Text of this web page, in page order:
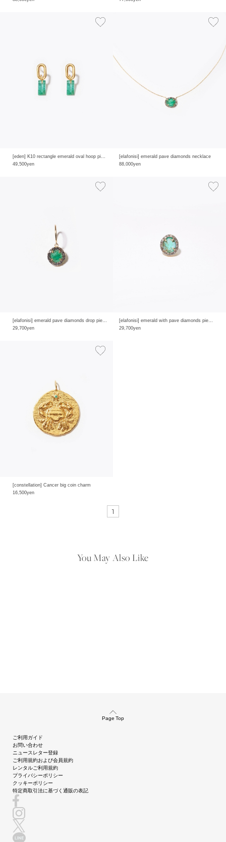
[eden] K10 rectangle emerald oval hoop pierced earring
49,500yen
[elafonisi] emerald pave diamonds necklace
88,000yen
[elafonisi] emerald pave diamonds drop pierced earring
29,700yen
[elafonisi] emerald with pave diamonds pierced earring
29,700yen
[constellation] Cancer big coin charm
16,500yen
1
You May Also Like
Page Top
ご利用ガイド
お問い合わせ
ニュースレター登録
ご利用規約および会員規約
レンタルご利用規約
プライバシーポリシー
クッキーポリシー
特定商取引法に基づく通販の表記